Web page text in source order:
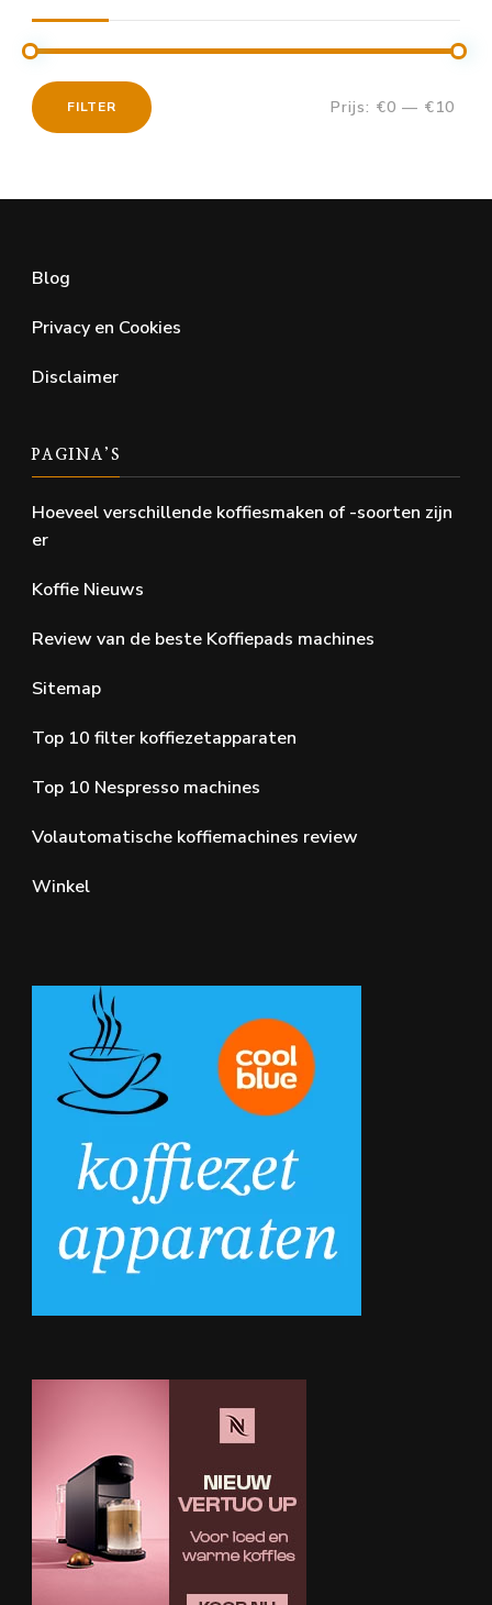
FILTER Prijs: €0 — €10
Blog
Privacy en Cookies
Disclaimer
PAGINA’S
Hoeveel verschillende koffiesmaken of -soorten zijn
er
Koffie Nieuws
Review van de beste Koffiepads machines
Sitemap
Top 10 filter koffiezetapparaten
Top 10 Nespresso machines
Volautomatische koffiemachines review
Winkel